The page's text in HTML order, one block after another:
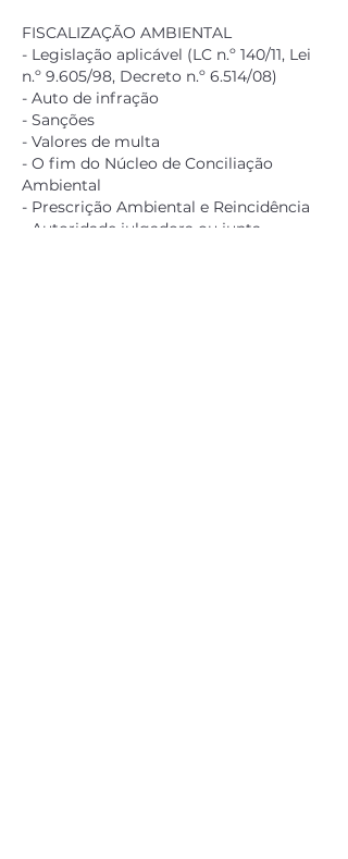
FISCALIZAÇÃO AMBIENTAL
- Legislação aplicável (LC n.º 140/11, Lei
n.º 9.605/98, Decreto n.º 6.514/08)
- Auto de infração
- Sanções
- Valores de multa
- O fim do Núcleo de Conciliação
Ambiental
- Prescrição Ambiental e Reincidência
- Autoridade julgadora ou junta